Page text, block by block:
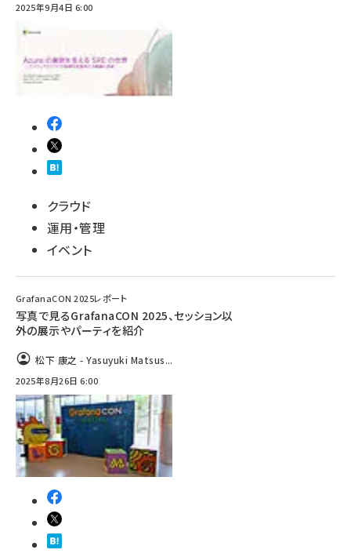
2025年9月4日 6:00
クラウド
運用・管理
イベント
GrafanaCON 2025レポート
写真で見るGrafanaCON 2025、セッション以
外の展示やパーティを紹介
松下 康之 - Yasuyuki Matsus...
2025年8月26日 6:00